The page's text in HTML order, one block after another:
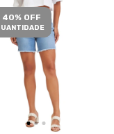
40% OFF